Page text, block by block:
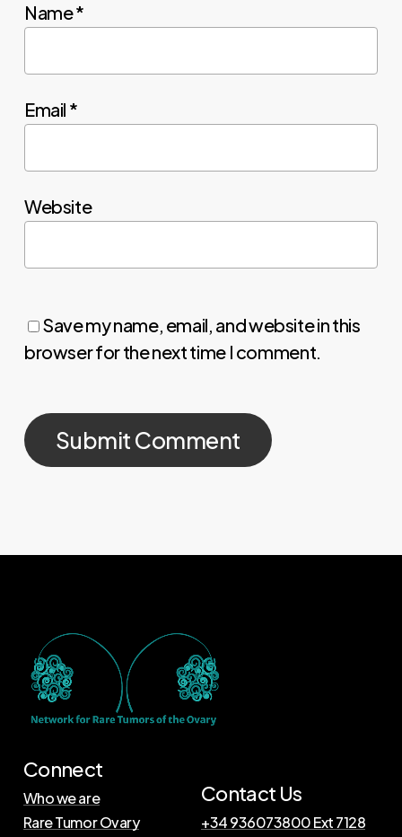
Name*
Email *
Website
Save my name, email, and website in this
browser for the next time I comment.
Connect
Who we are
Rare Tumor Ovary
Contact Us
+34 936073800 Ext 7128